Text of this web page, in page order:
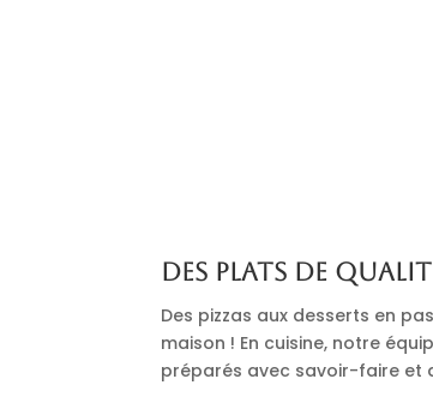
Des plats de
Des pizzas aux desserts en
maison ! En cuisine, notre
préparés avec savoir-faire et